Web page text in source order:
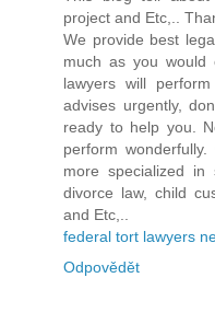
project and Etc,..
We provide best
much as you would
lawyers will
advises urgently,
ready to help you.
perform
more specialized in
divorce law, child
and Etc,..
federal tort lawyers
Odpovědět